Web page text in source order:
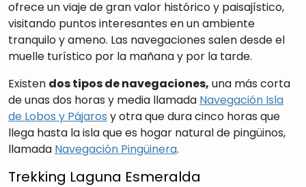
ofrece un viaje de gran valor histórico y paisajístico,
visitando puntos interesantes en un ambiente
tranquilo y ameno. Las navegaciones salen desde el
muelle turístico por la mañana y por la tarde.
Existen dos tipos de navegaciones, una más corta
de unas dos horas y media llamada Navegación Isla
de Lobos y Pájaros y otra que dura cinco horas que
llega hasta la isla que es hogar natural de pingüinos,
llamada Navegación Pingüinera.
Trekking Laguna Esmeralda